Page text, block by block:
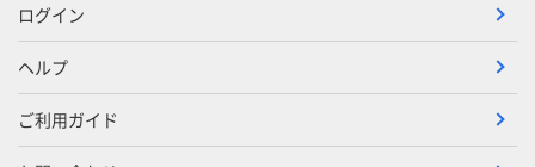
ログイン
ヘルプ
ご利用ガイド